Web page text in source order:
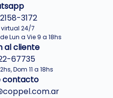
3172
24/7
Lun a Vie 9 a 18hs
al cliente
67735
Dom 11 a 18hs
contacto